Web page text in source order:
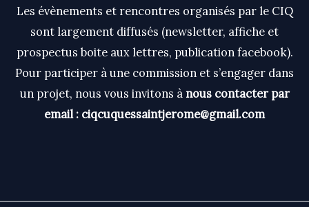
Les évènements et rencontres organisés par le CIQ
sont largement diffusés (newsletter, affiche et
prospectus boite aux lettres, publication facebook).
Pour participer à une commission et s’engager dans
un projet, nous vous invitons à nous contacter par
email : ciqcuquessaintjerome@gmail.com